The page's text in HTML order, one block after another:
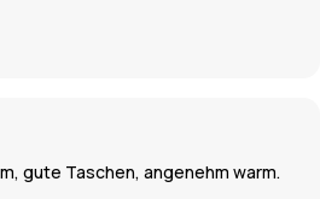
gute Taschen, angenehm warm.